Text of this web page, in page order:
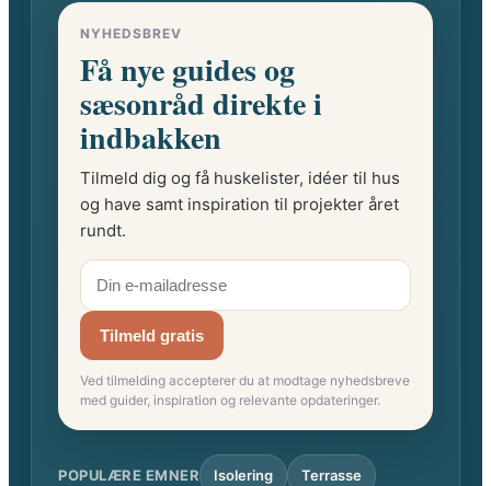
NYHEDSBREV
Få nye guides og
sæsonråd direkte i
indbakken
Tilmeld dig og få huskelister, idéer til hus
og have samt inspiration til projekter året
rundt.
Tilmeld gratis
Ved tilmelding accepterer du at modtage nyhedsbreve
med guider, inspiration og relevante opdateringer.
POPULÆRE EMNER Isolering Terrasse